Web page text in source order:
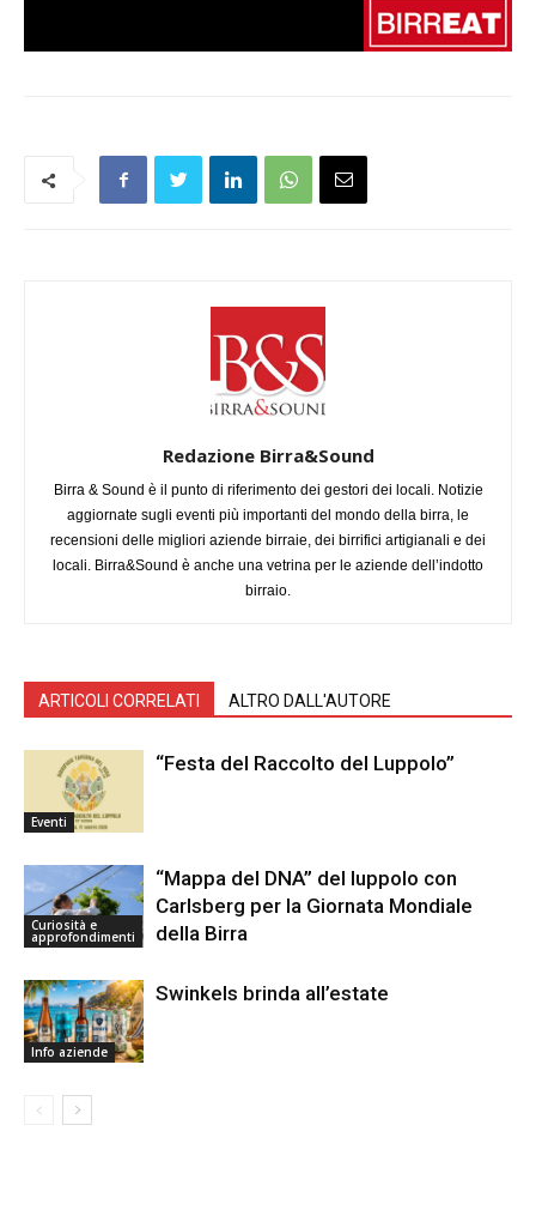
Redazione Birra&Sound
Birra & Sound è il punto di riferimento dei gestori dei locali. Notizie
aggiornate sugli eventi più importanti del mondo della birra, le
recensioni delle migliori aziende birraie, dei birrifici artigianali e dei
locali. Birra&Sound è anche una vetrina per le aziende dell’indotto
birraio.
ARTICOLI CORRELATI ALTRO DALL'AUTORE
Eventi
“Festa del Raccolto del Luppolo”
Curiosità e
approfondimenti
“Mappa del DNA” del luppolo con
Carlsberg per la Giornata Mondiale
della Birra
Info aziende
Swinkels brinda all’estate